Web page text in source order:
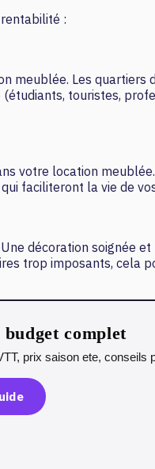
:
Les quartiers
touristes,
votre location
faciliteront la vie de
décoration soignée
trop imposants, cela
complet
prix saison ete, conseils